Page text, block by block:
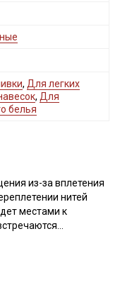
, Для легких
, Для
белья
из-за вплетения
нитей
местами к
дефекты вдоль
нитей две на